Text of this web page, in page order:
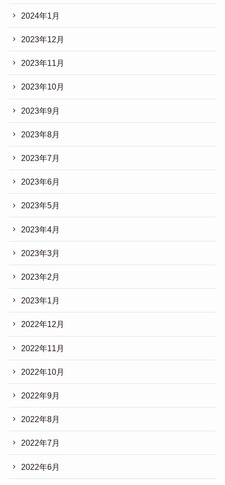
2024年1月
2023年12月
2023年11月
2023年10月
2023年9月
2023年8月
2023年7月
2023年6月
2023年5月
2023年4月
2023年3月
2023年2月
2023年1月
2022年12月
2022年11月
2022年10月
2022年9月
2022年8月
2022年7月
2022年6月